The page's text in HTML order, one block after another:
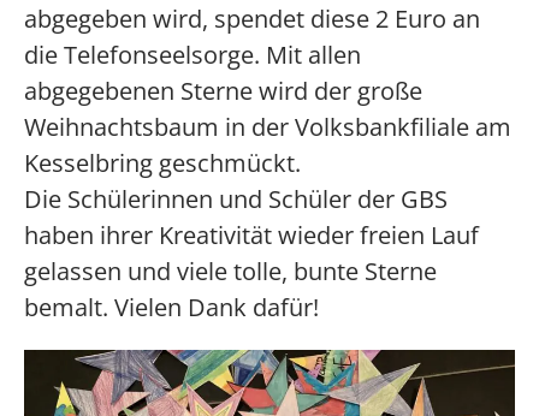
abgegeben wird, spendet diese 2 Euro an
die Telefonseelsorge. Mit allen
abgegebenen Sterne wird der große
Weihnachtsbaum in der Volksbankfiliale am
Kesselbring geschmückt.
Die Schülerinnen und Schüler der GBS
haben ihrer Kreativität wieder freien Lauf
gelassen und viele tolle, bunte Sterne
bemalt. Vielen Dank dafür!